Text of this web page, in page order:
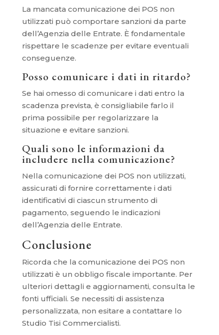
La mancata comunicazione dei POS non
utilizzati può comportare sanzioni da parte
dell’Agenzia delle Entrate. È fondamentale
rispettare le scadenze per evitare eventuali
conseguenze.
Posso comunicare i dati in ritardo?
Se hai omesso di comunicare i dati entro la
scadenza prevista, è consigliabile farlo il
prima possibile per regolarizzare la
situazione e evitare sanzioni.
Quali sono le informazioni da
includere nella comunicazione?
Nella comunicazione dei POS non utilizzati,
assicurati di fornire correttamente i dati
identificativi di ciascun strumento di
pagamento, seguendo le indicazioni
dell’Agenzia delle Entrate.
Conclusione
Ricorda che la comunicazione dei POS non
utilizzati è un obbligo fiscale importante. Per
ulteriori dettagli e aggiornamenti, consulta le
fonti ufficiali. Se necessiti di assistenza
personalizzata, non esitare a contattare lo
Studio Tisi Commercialisti.